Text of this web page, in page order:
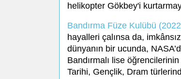
helikopter Gökbey'i
Bandırma Füze Kulübü
hayalleri çalınsa da,
dünyanın bir ucunda,
Bandırmalı lise
Tarihi, Gençlik, Dram